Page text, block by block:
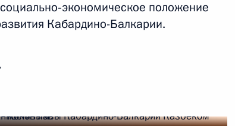
помощь в тушении
положение
Кабардино-Балкарии.